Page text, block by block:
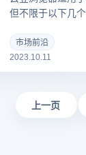
但不限于以下几个
市场前沿
2023.10.11
上一页